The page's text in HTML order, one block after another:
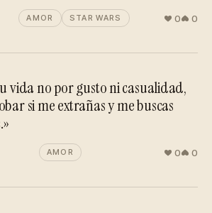
AMOR STAR WARS 0 0
vida no por gusto ni casualidad,
si me extrañas y me buscas
AMOR 0 0